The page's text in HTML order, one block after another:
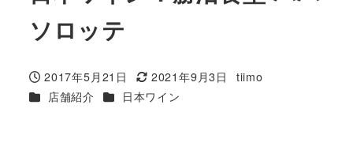
ソロッテ
投稿日
2017年5月21日
更新日
2021年9月3日
著
tiimo
カテゴリー
店舗紹介 カテゴリー
日本ワイン